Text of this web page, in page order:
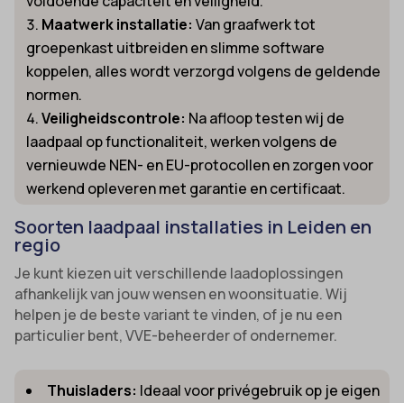
Maatwerk installatie: Van graafwerk tot
groepenkast uitbreiden en slimme software
koppelen, alles wordt verzorgd volgens de geldende
normen.
Veiligheidscontrole: Na afloop testen wij de
laadpaal op functionaliteit, werken volgens de
vernieuwde NEN- en EU-protocollen en zorgen voor
werkend opleveren met garantie en certificaat.
Soorten laadpaal installaties in Leiden en
regio
Je kunt kiezen uit verschillende laadoplossingen
afhankelijk van jouw wensen en woonsituatie. Wij
helpen je de beste variant te vinden, of je nu een
particulier bent, VVE-beheerder of ondernemer.
Thuisladers: Ideaal voor privégebruik op je eigen